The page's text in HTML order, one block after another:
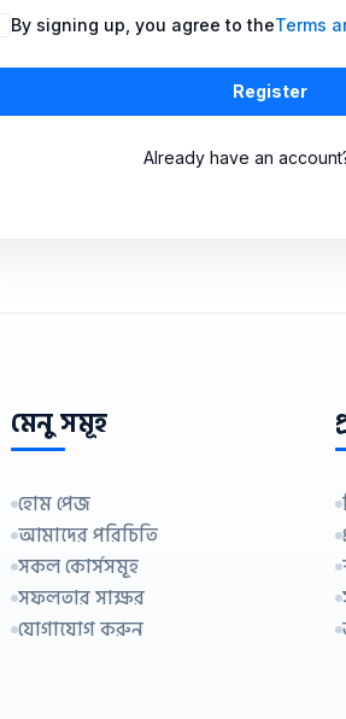
By signing up, you agree to theTerms
Register
Already have an
মেনু সমূহ
হোম পেজ
আমাদের পরিচিতি
সকল কোর্সসমূহ
সফলতার সাক্ষর
যোগাযোগ করুন